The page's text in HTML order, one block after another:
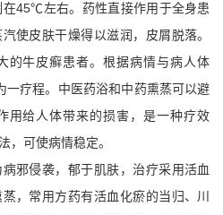
在45℃左右。药性直接作用于全身患
使皮肤干燥得以滋润，皮屑脱落。
的牛皮癣患者。根据病情与病人体
一疗程。中医药浴和中药熏蒸可以避
用给人体带来的损害，是一种疗效
，可使病情稳定。
侵袭，郁于肌肤，治疗采用活血
，常用方药有活血化瘀的当归、川